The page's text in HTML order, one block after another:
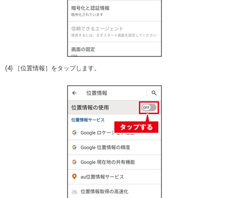
(4) ［位置情報］をタップします。